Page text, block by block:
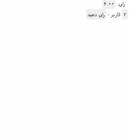
رای: ۴.۰۰
۲ کاربر - رای دهید